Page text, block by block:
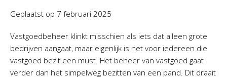
Geplaatst op 7 februari 2025
Vastgoedbeheer klinkt misschien als iets dat alleen grote
bedrijven aangaat, maar eigenlijk is het voor iedereen die
vastgoed bezit een must. Het beheer van vastgoed gaat
verder dan het simpelweg bezitten van een pand. Dit draait